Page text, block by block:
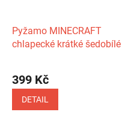
Pyžamo MINECRAFT
chlapecké krátké šedobílé
399 Kč
DETAIL